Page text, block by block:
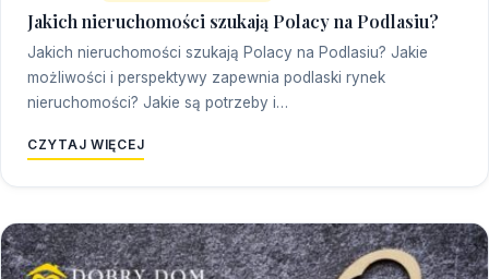
Jakich nieruchomości szukają Polacy na Podlasiu?
Jakich nieruchomości szukają Polacy na Podlasiu? Jakie
możliwości i perspektywy zapewnia podlaski rynek
nieruchomości? Jakie są potrzeby i…
CZYTAJ WIĘCEJ